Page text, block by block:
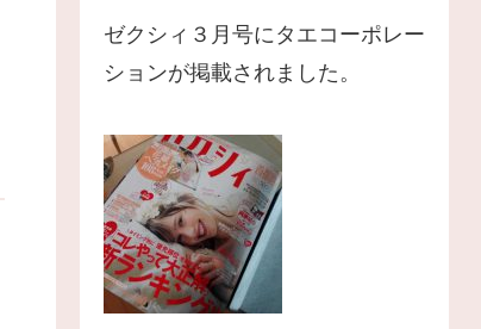
ゼクシィ３月号にタエコーポレー
ションが掲載されました。